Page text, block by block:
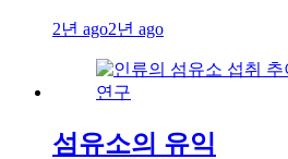
2년 ago2년 ago
섬유소의 유익